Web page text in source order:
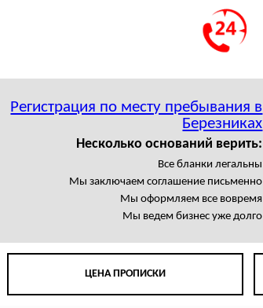
Регистрация по месту пребывания в
Березниках
Несколько оснований верить:
Все бланки легальны
Мы заключаем соглашение письменно
Мы оформляем все вовремя
Мы ведем бизнес уже долго
ЦЕНА ПРОПИСКИ